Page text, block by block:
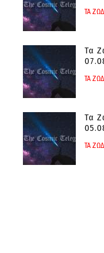
ΤΑ
Τα
ΤΑ
Τα
ΤΑ